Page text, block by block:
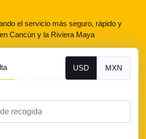
el servicio más seguro, rápido y
Cancún y la Riviera Maya
USD MXN